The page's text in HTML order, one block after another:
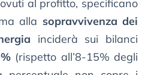
al profitto, specificano
alla sopravvivenza dei
inciderà sui bilanci
(rispetto all’8-15% degli